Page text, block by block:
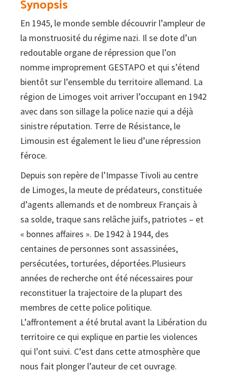
Gestapo
à
Limoges
quantity
En 1945, le monde semble découvrir l’ampleur de
la monstruosité du régime nazi. Il se dote d’un
redoutable organe de répression que l’on
nomme improprement GESTAPO et qui s’étend
bientôt sur l’ensemble du territoire allemand. La
région de Limoges voit arriver l’occupant en 1942
avec dans son sillage la police nazie qui a déjà
sinistre réputation. Terre de Résistance, le
Limousin est également le lieu d’une répression
féroce.
Depuis son repère de l’Impasse Tivoli au centre
de Limoges, la meute de prédateurs, constituée
d’agents allemands et de nombreux Français à
sa solde, traque sans relâche juifs, patriotes – et
« bonnes affaires ». De 1942 à 1944, des
centaines de personnes sont assassinées,
persécutées, torturées, déportées.Plusieurs
années de recherche ont été nécessaires pour
reconstituer la trajectoire de la plupart des
membres de cette police politique.
L’affrontement a été brutal avant la Libération du
territoire ce qui explique en partie les violences
qui l’ont suivi. C’est dans cette atmosphère que
nous fait plonger l’auteur de cet ouvrage.